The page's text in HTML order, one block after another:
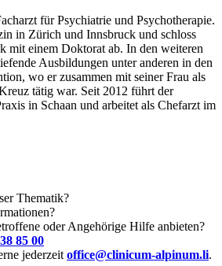
für Psychiatrie und Psychotherapie.
in Zürich und Innsbruck und schloss
mit einem Doktorat ab. In den weiteren
Ausbildungen unter anderen in den
wo er zusammen mit seiner Frau als
tätig war. Seit 2012 führt der
in Schaan und arbeitet als Chefarzt im
Thematik?
oder Angehörige Hilfe anbieten?
85 00
jederzeit office@clinicum-alpinum.li.